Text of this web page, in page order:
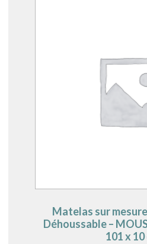
Matelas sur
Déhoussable –
101 x 10